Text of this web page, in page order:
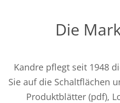
Die
Kandre pflegt seit 1948
Sie auf die Schaltflächen
Produktblätter (pdf),